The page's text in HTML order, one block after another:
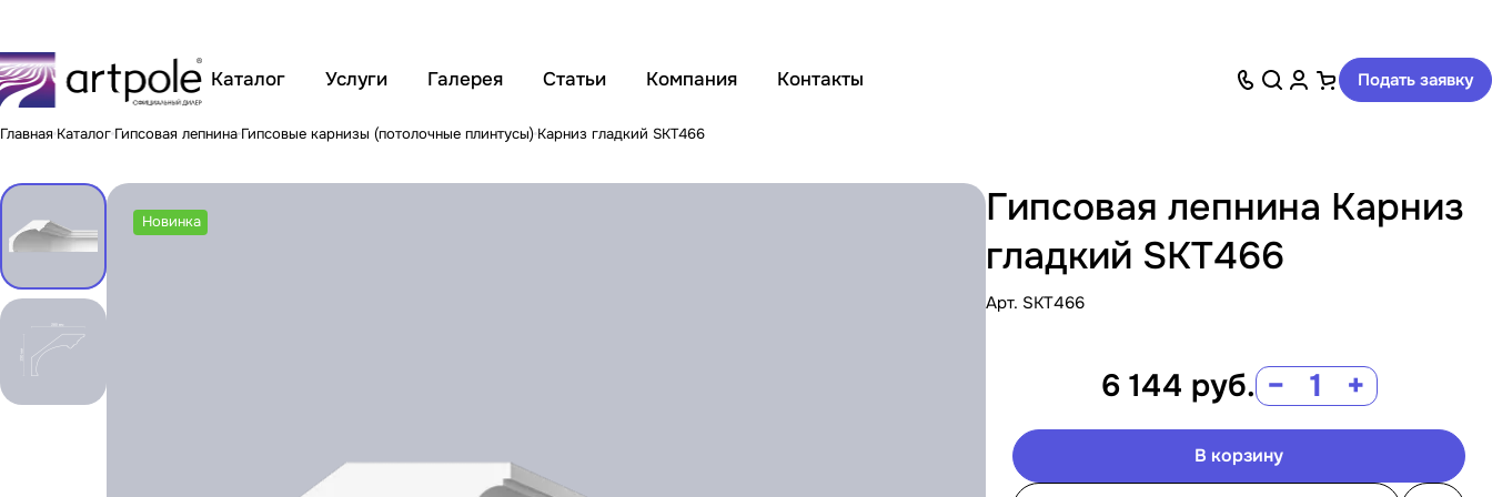
Каталог Услуги Галерея Статьи Компания Контакты Подать заявку
Главная Каталог Гипсовая лепнина Гипсовые карнизы (потолочные плинтусы) Карниз гладкий SKT466
Новинка
Гипсовая лепнина Карниз
гладкий SKT466
Арт. SKT466
6 144 руб. − +
В корзину